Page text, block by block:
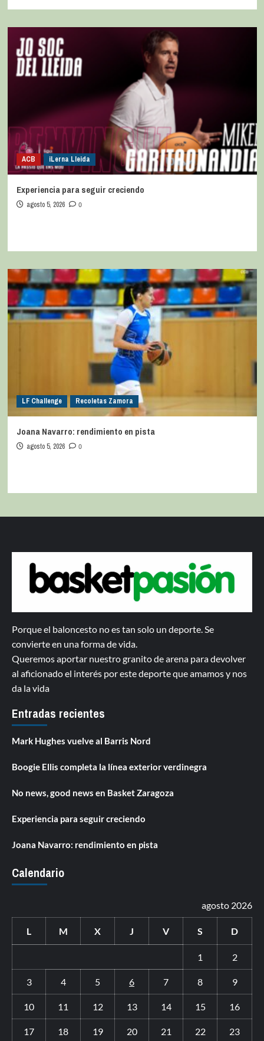
ACB iLerna Lleida
Experiencia para seguir creciendo
agosto 5, 2026 0
LF Challenge Recoletas Zamora
Joana Navarro: rendimiento en pista
agosto 5, 2026 0
Porque el baloncesto no es tan solo un deporte. Se
convierte en una forma de vida.
Queremos aportar nuestro granito de arena para devolver
al aficionado el interés por este deporte que amamos y nos
da la vida
Entradas recientes
Mark Hughes vuelve al Barris Nord
Boogie Ellis completa la línea exterior verdinegra
No news, good news en Basket Zaragoza
Experiencia para seguir creciendo
Joana Navarro: rendimiento en pista
Calendario
agosto 2026
L M X J V S D
1 2
3 4 5 6 7 8 9
10 11 12 13 14 15 16
17 18 19 20 21 22 23